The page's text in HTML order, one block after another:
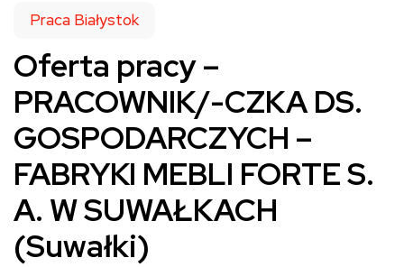
Praca Białystok
Oferta pracy –
PRACOWNIK/-CZKA DS.
GOSPODARCZYCH –
FABRYKI MEBLI FORTE S.
A. W SUWAŁKACH
(Suwałki)